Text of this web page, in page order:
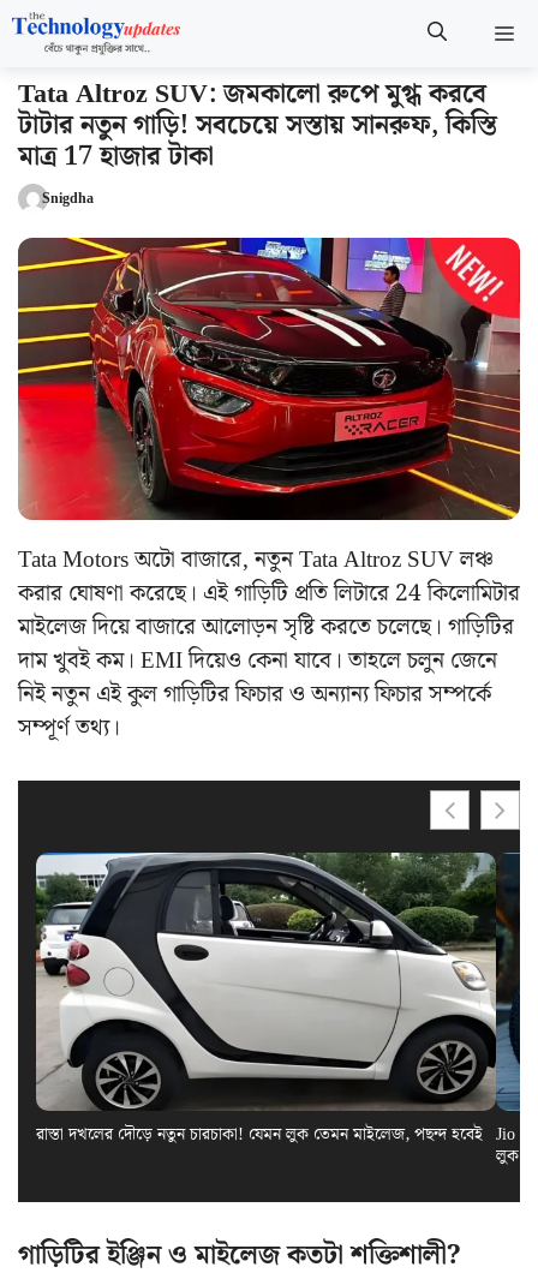
Skip
content
Tata Altroz ​​SUV: জমকালো রুপে মুগ্ধ করবে
টাটার নতুন গাড়ি! সবচেয়ে সস্তায় সানরুফ, কিস্তি
মাত্র 17 হাজার টাকা
Snigdha
Tata Motors অটো বাজারে, নতুন Tata Altroz ​​SUV লঞ্চ
করার ঘোষণা করেছে। এই গাড়িটি প্রতি লিটারে 24 কিলোমিটার
মাইলেজ দিয়ে বাজারে আলোড়ন সৃষ্টি করতে চলেছে। গাড়িটির
দাম খুবই কম। EMI দিয়েও কেনা যাবে। তাহলে চলুন জেনে
নিই নতুন এই কুল গাড়িটির ফিচার ও অন্যান্য ফিচার সম্পর্কে
সম্পূর্ণ তথ্য।
রাস্তা দখলের দৌড়ে নতুন চারচাকা! যেমন লুক তেমন মাইলেজ, পছন্দ হবেই Jio
লুক
গাড়িটির ইঞ্জিন ও মাইলেজ কতটা শক্তিশালী?